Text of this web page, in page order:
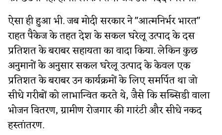
ऐसा ही हुआ भी. जब मोदी सरकार ने "आत्मनिर्भर भारत"
राहत पैकेज के तहत देश के सकल घरेलू उत्पाद के दस
प्रतिशत के बराबर सहायता का वादा किया. लेकिन कुछ
अनुमानों के अनुसार सकल घरेलू उत्पाद के केवल एक
प्रतिशत के बराबर उन कार्यक्रमों के लिए समर्पित था जो
सीधे गरीबों को लाभान्वित करते थे, जैसे कि सब्सिडी वाला
भोजन वितरण, ग्रामीण रोजगार की गारंटी और सीधे नकद
हस्तांतरण.